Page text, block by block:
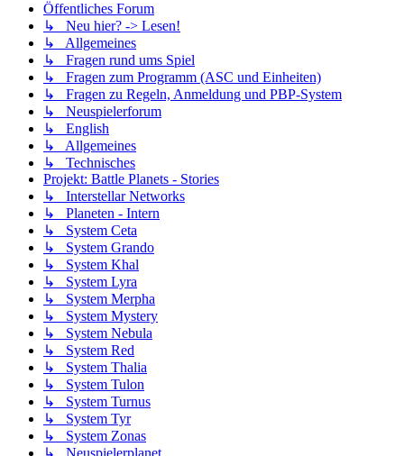
Öffentliches Forum
↳ Neu hier? -> Lesen!
↳ Allgemeines
↳ Fragen rund ums Spiel
↳ Fragen zum Programm (ASC und Einheiten)
↳ Fragen zu Regeln, Anmeldung und PBP-System
↳ Neuspielerforum
↳ English
↳ Allgemeines
↳ Technisches
Projekt: Battle Planets - Stories
↳ Interstellar Networks
↳ Planeten - Intern
↳ System Ceta
↳ System Grando
↳ System Khal
↳ System Lyra
↳ System Merpha
↳ System Mystery
↳ System Nebula
↳ System Red
↳ System Thalia
↳ System Tulon
↳ System Turnus
↳ System Tyr
↳ System Zonas